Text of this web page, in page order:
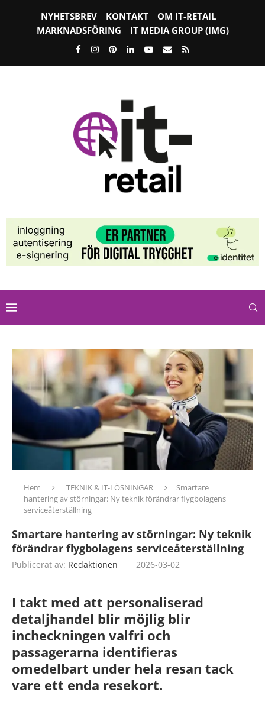
NYHETSBREV KONTAKT
OM IT-RETAIL
MARKNADSFÖRING
IT MEDIA GROUP (IMG)
Hem TEKNIK & IT-LÖSNINGAR
Smartare
hantering av störningar: Ny teknik förändrar flygbolagens
serviceåterställning
Smartare hantering av störningar: Ny teknik
förändrar flygbolagens serviceåterställning
Publicerat av: Redaktionen 2026-03-02
I takt med att personaliserad
detaljhandel blir möjlig blir
incheckningen valfri och
passagerarna identifieras
omedelbart under hela resan tack
vare ett enda resekort.